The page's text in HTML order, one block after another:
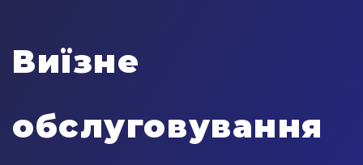
Виїзне
обслуговування